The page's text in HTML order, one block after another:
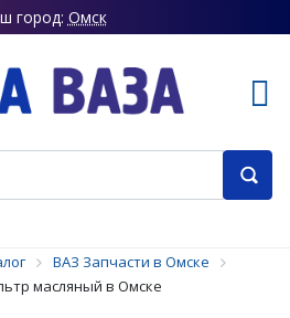
город: Омск
ВАЗ Запчасти в Омске
масляный в Омске